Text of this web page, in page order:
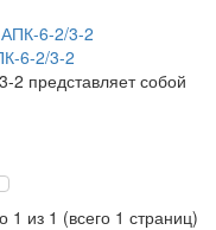
6-2/3-2
2 представляет собой
1 из 1 (всего 1 страниц)